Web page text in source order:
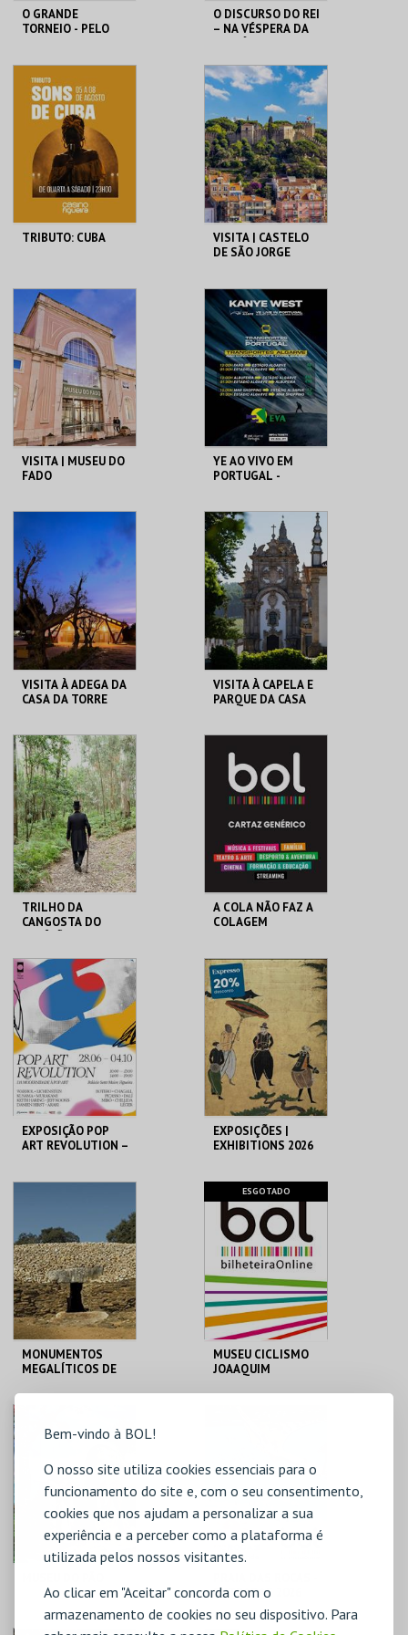
Bem-vindo à BOL!
O nosso site utiliza cookies essenciais para o
funcionamento do site e, com o seu consentimento,
cookies que nos ajudam a personalizar a sua
experiência e a perceber como a plataforma é
utilizada pelos nossos visitantes.
Ao clicar em "Aceitar" concorda com o
armazenamento de cookies no seu dispositivo. Para
O GRANDE
TORNEIO - PELO
SANTA MARIA DA
FEIRA
MAIS INFO
COMPRAR
O DISCURSO DO REI
– NA VÉSPERA DA
SANTA MARIA DA
FEIRA
MAIS INFO
COMPRAR
TRIBUTO: CUBA
CASINO FIGUEIRA
MAIS INFO
COMPRAR
VISITA | CASTELO
DE SÃO JORGE
CASTELO DE SÃO
JORGE
MAIS INFO
COMPRAR
VISITA | MUSEU DO
FADO
MAIS INFO
COMPRAR
YE AO VIVO EM
PORTUGAL -
ESTÁDIO ALGARVE
MAIS INFO
COMPRAR
VISITA À ADEGA DA
CASA DA TORRE
ADEGA DA CASA DA
TORRE
MAIS INFO
COMPRAR
VISITA À CAPELA E
PARQUE DA CASA
MATEUS
MAIS INFO
COMPRAR
TRILHO DA
CANGOSTA DO
LOJA DA CASA-
MUSEU CAMILO
MAIS INFO
COMPRAR
A COLA NÃO FAZ A
COLAGEM
ATELIER-MUSEU
JÚLIO POMAR
MAIS INFO
COMPRAR
EXPOSIÇÃO POP
ART REVOLUTION –
MAIS INFO
COMPRAR
EXPOSIÇÕES |
EXHIBITIONS 2026
MUSEU DO ORIENTE.
MAIS INFO
INSCREVER
MONUMENTOS
MEGALÍTICOS DE
MAIS INFO
COMPRAR
ESGOTADO
MUSEU CICLISMO
JOAAQUIM
(VISITA GUIADA
MAIS INFO
ENTRADAS 2026